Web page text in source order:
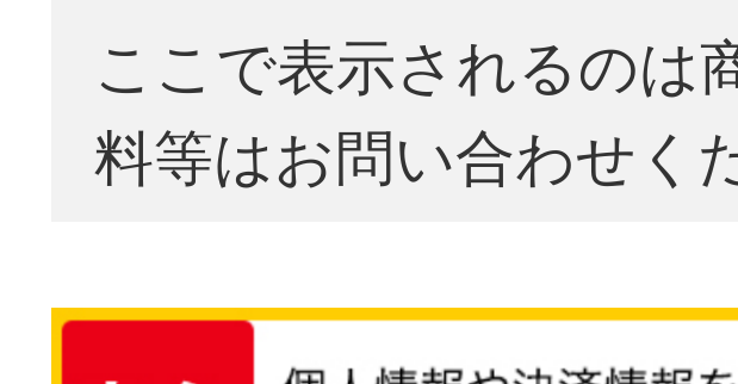
ここで表示されるのは
料等はお問い合わせく